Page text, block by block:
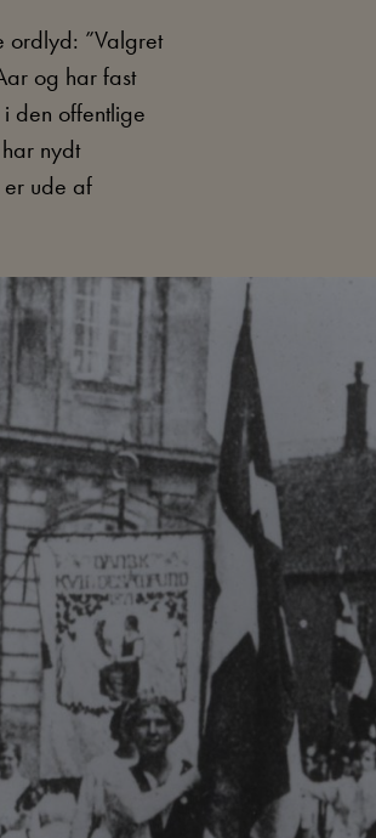
ordlyd: ”Valgret
og har fast
den offentlige
nydt
er ude af